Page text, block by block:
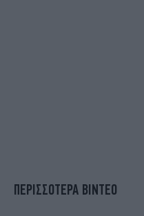
ΠΕΡΙΣΣΟΤΕΡΑ ΒΙΝΤΕΟ